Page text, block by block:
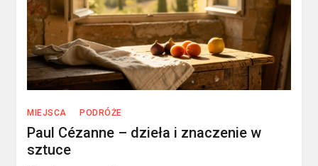
MIEJSCA PODRÓŻE
Paul Cézanne – dzieła i znaczenie w
sztuce